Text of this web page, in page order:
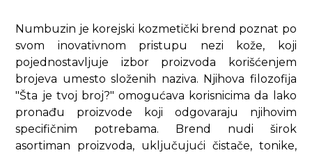
Numbuzin je korejski kozmetički brend poznat po
svom inovativnom pristupu nezi kože, koji
pojednostavljuje izbor proizvoda korišćenjem
brojeva umesto složenih naziva. Njihova filozofija
"Šta je tvoj broj?" omogućava korisnicima da lako
pronađu proizvode koji odgovaraju njihovim
specifičnim potrebama. Brend nudi širok
asortiman proizvoda, uključujući čistače, tonike,